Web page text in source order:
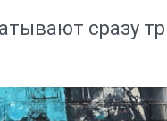
сразу